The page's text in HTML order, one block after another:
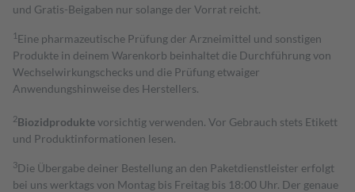
und Gratis-Beigaben nur solange der Vorrat reicht.
1 Eine pharmazeutische Prüfung der Arzneimittel und sonstigen
Produkte in deinem Warenkorb beinhaltet die Durchführung von
Wechselwirkungschecks und die Prüfung etwaiger
Anwendungshinweise des Herstellers.
2Biozidproduktevorsichtig verwenden. Vor Gebrauch stets Etikett
und Produktinformationen lesen.
3Die Übergabe deiner Bestellung an den Paketdienstleister erfolgt
bei uns werktags von Montag bis Freitag bis 18:00 Uhr. Der genaue